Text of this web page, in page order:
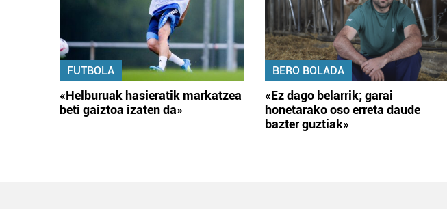
FUTBOLA
«Helburuak hasieratik markatzea
beti gaiztoa izaten da»
BERO BOLADA
«Ez dago belarrik; garai
honetarako oso erreta daude
bazter guztiak»